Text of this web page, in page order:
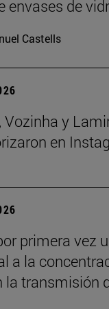
envases de
Castells
Vozinha y
en
primera vez
a la
la transmisión